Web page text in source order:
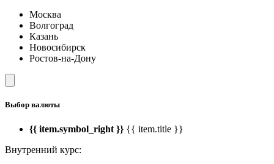
Москва
Волгоград
Казань
Новосибирск
Ростов-на-Дону
Выбор валюты
{{ item.symbol_right }} {{ item.title }}
Внутренний курс: